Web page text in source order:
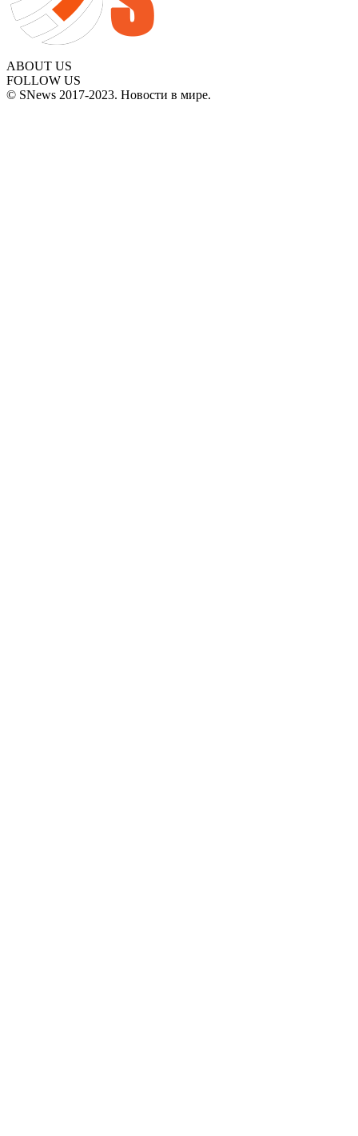
ABOUT US
FOLLOW US
© SNews 2017-2023. Новости в мире.